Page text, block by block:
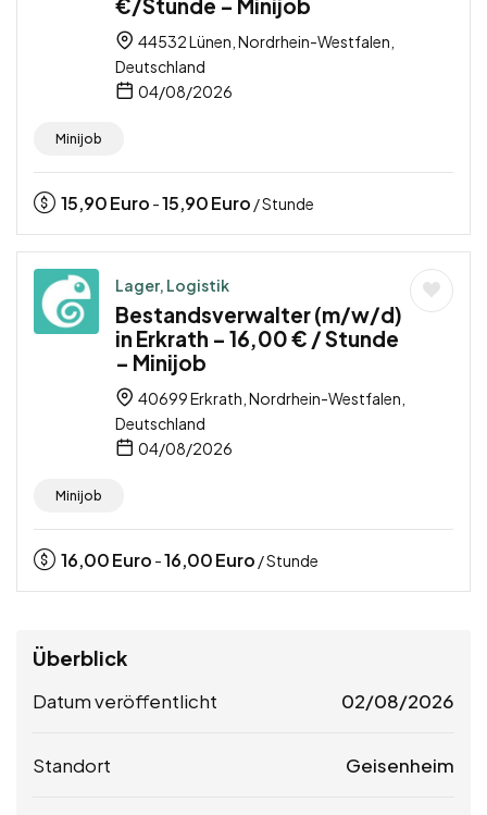
44532 Lünen, Nordrhein-Westfalen,
Deutschland
04/08/2026
Minijob
15,90Euro -15,90Euro / Stunde
Lager, Logistik
Bestandsverwalter (m/w/d)
in Erkrath – 16,00 € / Stunde
– Minijob
40699 Erkrath, Nordrhein-Westfalen,
Deutschland
04/08/2026
Minijob
16,00Euro -16,00Euro / Stunde
Überblick
Datum veröffentlicht 02/08/2026
Standort Geisenheim